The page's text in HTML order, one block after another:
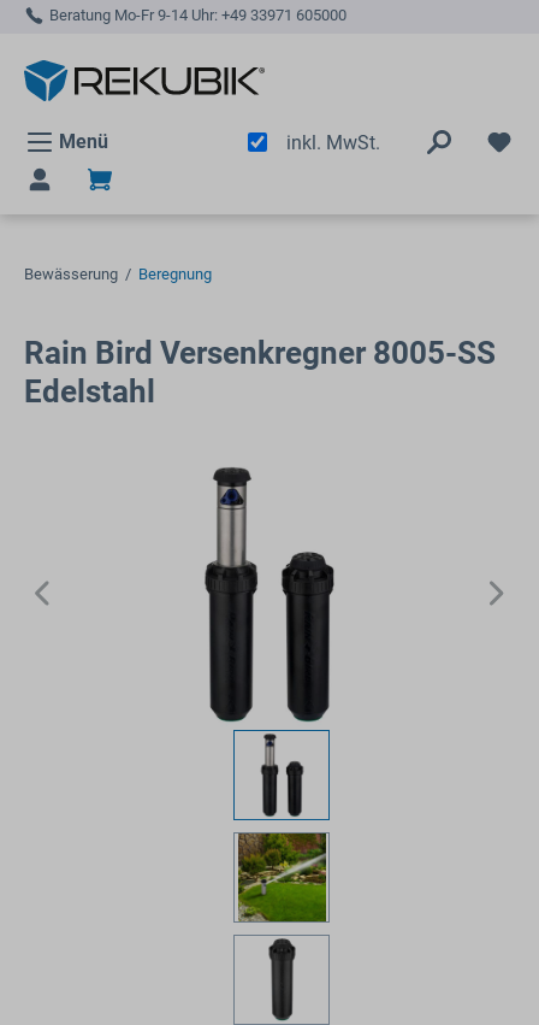
springen
Beratung Mo-Fr 9-14 Uhr: +49 33971 605000
Menü inkl. MwSt.
Bewässerung / Beregnung
Rain Bird Versenkregner 8005-SS
Edelstahl